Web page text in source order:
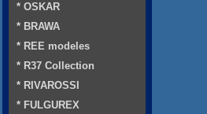
* OSKAR
* BRAWA
* REE modeles
* R37 Collection
* RIVAROSSI
* FULGUREX